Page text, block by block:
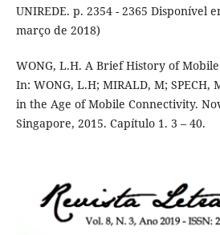
UNIREDE. p. 2354 - 2365 Disponível
março de 2018)
WONG, L.H. A Brief History of
In: WONG, L.H; MIRALD, M; SPECH,
in the Age of Mobile Connectivity.
Singapore, 2015. Capítulo 1. 3 – 40.